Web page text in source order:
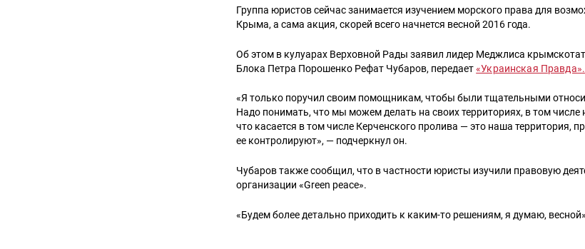
Группа юристов сейчас занимается изучением морского права для
Крыма, а сама акция, скорей всего начнется весной 2016 года.
Об этом в кулуарах Верховной Рады заявил лидер Меджлиса
Блока Петра Порошенко Рефат Чубаров, передает«Украинская Правда».
«Я только поручил своим помощникам, чтобы были тщательными
Надо понимать, что мы можем делать на своих территориях, в том числе
что касается в том числе Керченского пролива — это наша территория,
ее контролируют», — подчеркнул он.
Чубаров также сообщил, что в частности юристы изучили правовую
организации «Green peace».
«Будем более детально приходить к каким-то решениям, я думаю,